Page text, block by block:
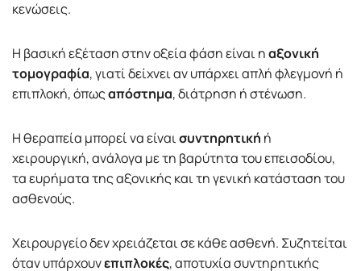
κενώσεις.
Η βασική εξέταση στην οξεία φάση είναι ηαξονική
τομογραφία, γιατί δείχνει αν υπάρχει απλή φλεγμονή ή
επιπλοκή, όπωςαπόστημα, διάτρηση ή στένωση.
Η θεραπεία μπορεί να είναισυντηρητική ή
χειρουργική, ανάλογα με τη βαρύτητα του επεισοδίου,
τα ευρήματα της αξονικής και τη γενική κατάσταση του
ασθενούς.
Χειρουργείο δεν χρειάζεται σε κάθε ασθενή. Συζητείται
όταν υπάρχουνεπιπλοκές, αποτυχία συντηρητικής